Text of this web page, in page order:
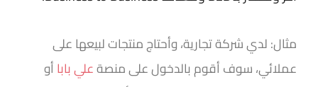
مثال: لدي شركة تجارية، وأحتاج منتجات لبيعها على
عملائي، سوف أقوم بالدخول على منصةعلي باباأو